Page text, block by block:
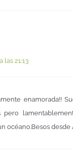
las 21:13
enamorada!!
pero
océano.Besos desde